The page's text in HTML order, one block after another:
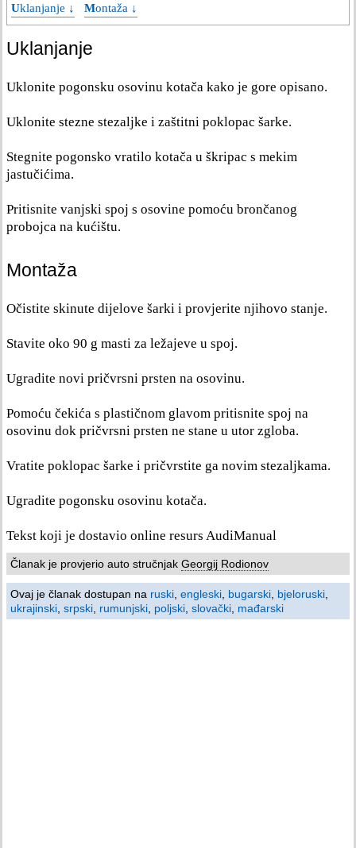
Uklanjanje ↓
Montaža ↓
Uklanjanje
Uklonite pogonsku osovinu kotača kako je gore opisano.
Uklonite stezne stezaljke i zaštitni poklopac šarke.
Stegnite pogonsko vratilo kotača u škripac s mekim
jastučićima.
Pritisnite vanjski spoj s osovine pomoću brončanog
probojca na kućištu.
Montaža
Očistite skinute dijelove šarki i provjerite njihovo stanje.
Stavite oko 90 g masti za ležajeve u spoj.
Ugradite novi pričvrsni prsten na osovinu.
Pomoću čekića s plastičnom glavom pritisnite spoj na
osovinu dok pričvrsni prsten ne stane u utor zgloba.
Vratite poklopac šarke i pričvrstite ga novim stezaljkama.
Ugradite pogonsku osovinu kotača.
Tekst koji je dostavio online resurs AudiManual
Članak je provjerio auto stručnjak Georgij Rodionov
Ovaj je članak dostupan na ruski engleski bugarski bjeloruski
ukrajinski srpski rumunjski poljski slovački mađarski